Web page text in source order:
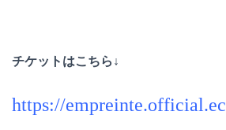
チケットはこちら↓
https://empreinte.official.ec